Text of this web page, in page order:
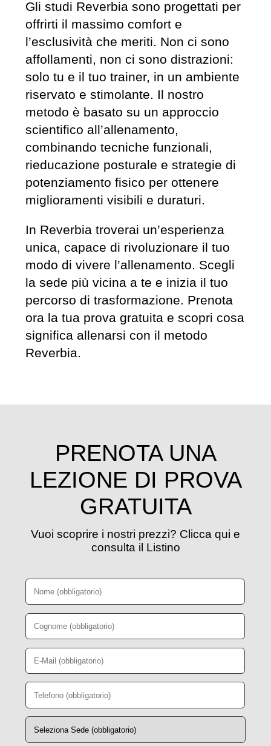
Gli studi Reverbia sono progettati per
offrirti il massimo comfort e
l’esclusività che meriti. Non ci sono
affollamenti, non ci sono distrazioni:
solo tu e il tuo trainer, in un ambiente
riservato e stimolante. Il nostro
metodo è basato su un approccio
scientifico all’allenamento,
combinando tecniche funzionali,
rieducazione posturale e strategie di
potenziamento fisico per ottenere
miglioramenti visibili e duraturi.
In Reverbia troverai un’esperienza
unica, capace di rivoluzionare il tuo
modo di vivere l’allenamento. Scegli
la sede più vicina a te e inizia il tuo
percorso di trasformazione. Prenota
ora la tua prova gratuita e scopri cosa
significa allenarsi con il metodo
Reverbia.
PRENOTA UNA
LEZIONE DI PROVA
GRATUITA
Vuoi scoprire i nostri prezzi? Clicca qui e
consulta il Listino